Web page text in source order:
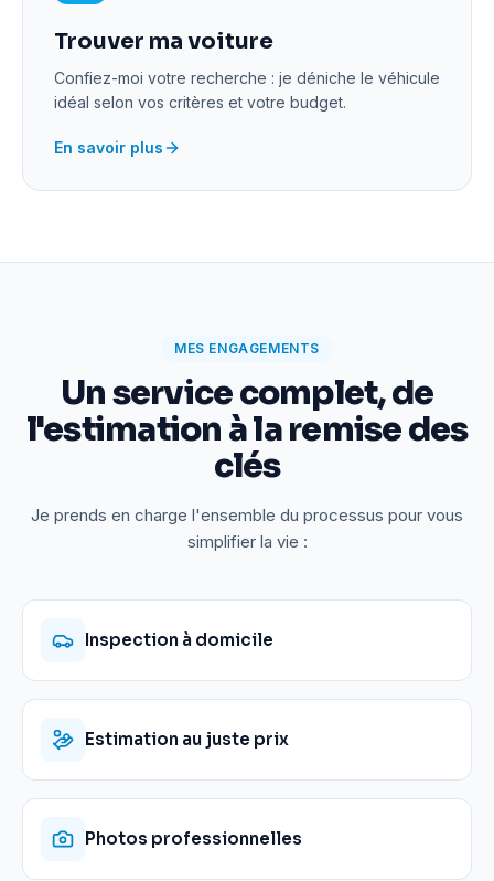
Trouver ma voiture
Confiez-moi votre recherche : je déniche le véhicule
idéal selon vos critères et votre budget.
En savoir plus
MES ENGAGEMENTS
Un service complet, de
l'estimation à la remise des
clés
Je prends en charge l'ensemble du processus pour vous
simplifier la vie :
Inspection à domicile
Estimation au juste prix
Photos professionnelles